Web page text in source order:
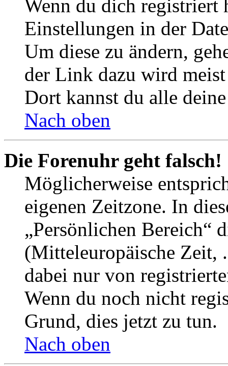
Wenn du dich registriert
Einstellungen in der
Um diese zu ändern,
der Link dazu wird
Dort kannst du alle
Nach oben
Die Forenuhr geht falsch!
Möglicherweise
eigenen Zeitzone. In
„Persönlichen Bereich“
(Mitteleuropäische Zeit,
dabei nur von
Wenn du noch nicht
Grund, dies jetzt zu tun.
Nach oben